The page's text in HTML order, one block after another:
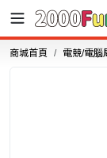
商城首頁 電競/電腦